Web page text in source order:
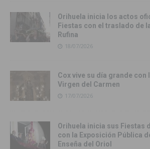
Orihuela inicia los actos
Fiestas con el traslado de
Rufina
18/07/2026
Cox vive su día grande con
Virgen del Carmen
17/07/2026
Orihuela inicia sus Fiestas
con la Exposición Pública
Enseña del Oriol